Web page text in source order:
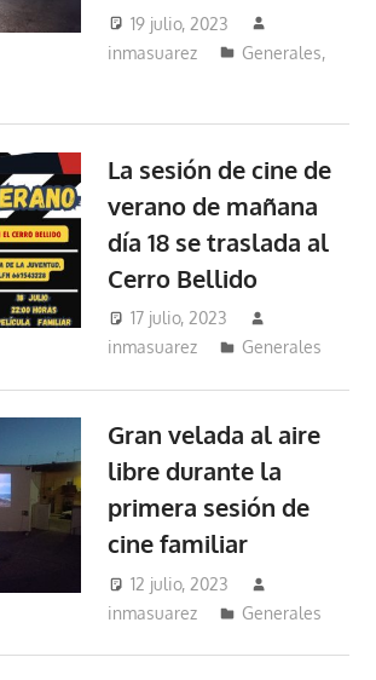
19 julio, 2023
inmasuarez
Generales,
La sesión de cine de
verano de mañana
día 18 se traslada al
Cerro Bellido
17 julio, 2023
inmasuarez
Generales
Gran velada al aire
libre durante la
primera sesión de
cine familiar
12 julio, 2023
inmasuarez
Generales